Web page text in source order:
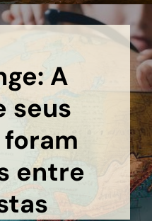
A
seus
entre